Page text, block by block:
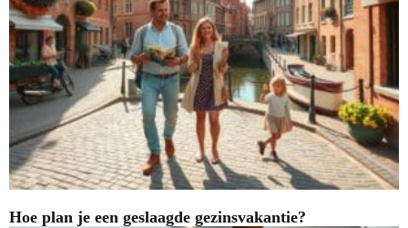
Hoe plan je een geslaagde gezinsvakantie?